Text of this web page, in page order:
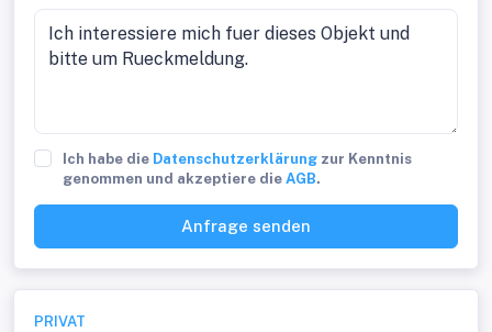
Ich habe die Datenschutzerklärung zur Kenntnis
genommen und akzeptiere die AGB.
Anfrage senden
PRIVAT